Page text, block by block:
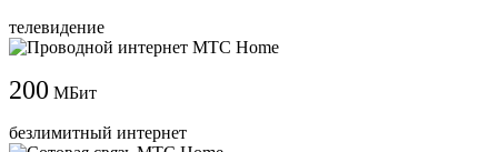
телевидение
200 МБит
безлимитный интернет